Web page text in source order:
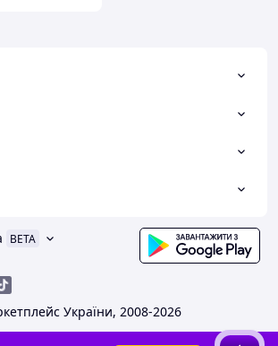
BETA
України, 2008-2026